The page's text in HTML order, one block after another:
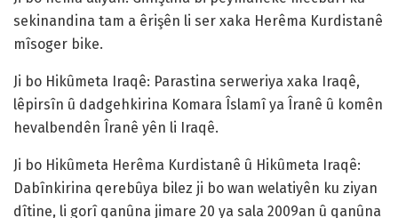
sekinandina tam a êrişên li ser xaka Herêma Kurdistanê
mîsoger bike.
Ji bo Hikûmeta Iraqê: Parastina serweriya xaka Iraqê,
lêpirsîn û dadgehkirina Komara Îslamî ya Îranê û komên
hevalbendên Îranê yên li Iraqê.
Ji bo Hikûmeta Herêma Kurdistanê û Hikûmeta Iraqê:
Dabînkirina qerebûya bilez ji bo wan welatiyên ku ziyan
dîtine, li gorî qanûna jimare 20 ya sala 2009an û qanûna